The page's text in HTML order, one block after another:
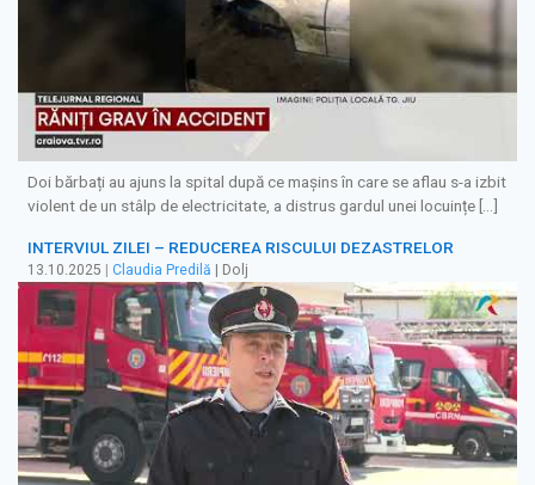
Doi bărbați au ajuns la spital după ce mașins în care se aflau s-a izbit
violent de un stâlp de electricitate, a distrus gardul unei locuințe […]
INTERVIUL ZILEI – REDUCEREA RISCULUI DEZASTRELOR
13.10.2025 | Claudia Predilă | Dolj